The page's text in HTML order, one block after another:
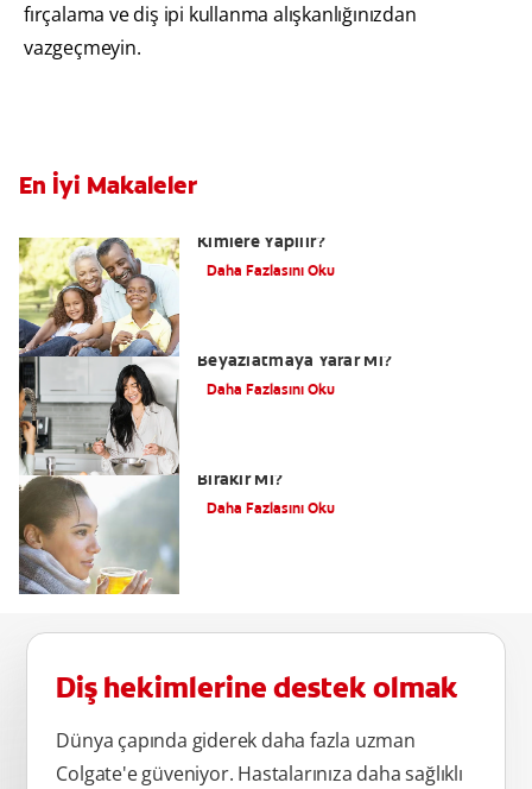
fırçalama ve diş ipi kullanma alışkanlığınızdan
vazgeçmeyin.
En İyi Makaleler
Kimlere Yapılır?
Daha Fazlasını Oku
Beyazlatmaya Yarar Mı?
Daha Fazlasını Oku
Bırakır Mı?
Daha Fazlasını Oku
Diş hekimlerine destek olmak
Dünya çapında giderek daha fazla uzman
Colgate'e güveniyor. Hastalarınıza daha sağlıklı